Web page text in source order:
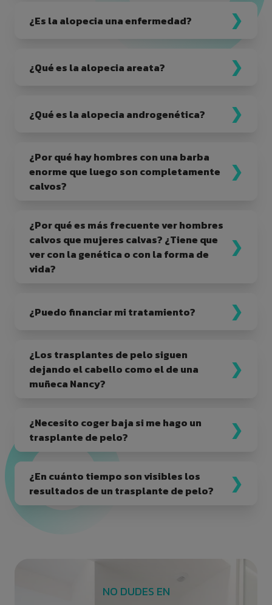
¿Es la alopecia una enfermedad?
¿Qué es la alopecia areata?
¿Qué es la alopecia androgenética?
¿Por qué hay hombres con una barba
enorme que luego son completamente
calvos?
¿Por qué es más frecuente ver hombres
calvos que mujeres calvas? ¿Tiene que
ver con la genética o con la forma de
vida?
¿Puedo financiar mi tratamiento?
¿Los trasplantes de pelo siguen
dejando el cabello como el de una
muñeca Nancy?
¿Necesito coger baja si me hago un
trasplante de pelo?
¿En cuánto tiempo son visibles los
resultados de un trasplante de pelo?
NO DUDES EN